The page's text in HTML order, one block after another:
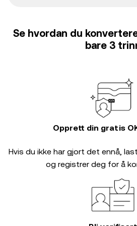
Se hvordan du
bare 3
Opprett din gratis
Hvis du ikke har gjort det ennå,
og registrer deg for å